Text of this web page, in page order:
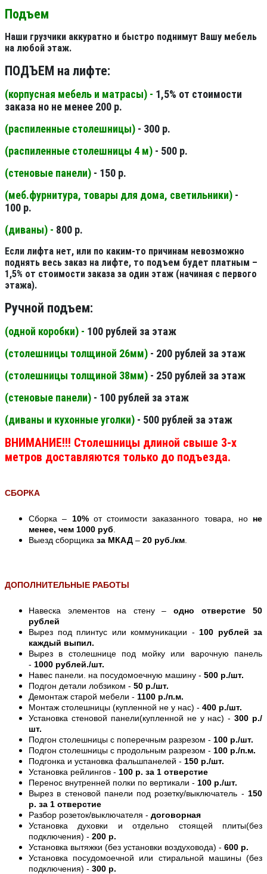
Подъем
Наши грузчики аккуратно и быстро поднимут Вашу мебель
на любой этаж.
ПОДЪЕМ на лифте:
(корпусная мебель и матрасы) - 1,5% от стоимости
заказа но не менее 200 р.
(распиленные столешницы) - 300 р.
(распиленные столешницы 4 м) - 500 р.
(стеновые панели) - 150 р.
(меб.фурнитура, товары для дома, светильники) -
100 р.
(диваны) - 800 р.
Если лифта нет, или по каким-то причинам невозможно
поднять весь заказ на лифте, то подъем будет платным –
1,5% от стоимости заказа за один этаж (начиная с первого
этажа).
Ручной подъем:
(одной коробки) - 100 рублей за этаж
(столешницы толщиной 26мм) - 200 рублей за этаж
(столешницы толщиной 38мм) - 250 рублей за этаж
(стеновые панели) - 100 рублей за этаж
(диваны и кухонные уголки) - 500 рублей за этаж
ВНИМАНИЕ!!! Столешницы длиной свыше 3-х
метров доставляются только до подъезда.
СБОРКА
Сборка – 10%от стоимости заказанного товара, но не
менее, чем 1000 руб
Выезд сборщика за МКАД – 20 руб./км
ДОПОЛНИТЕЛЬНЫЕ РАБОТЫ
Навеска элементов на стену –одно отверстие 50
рублей
Вырез под плинтус или коммуникации - 100 рублей за
каждый выпил.
Вырез в столешнице под мойку или варочную панель
- 1000 рублей./шт.
Навес панели. на посудомоечную машину - 500 р./шт.
Подгон детали лобзиком - 50 р./шт.
Демонтаж старой мебели - 1100 р./п.м.
Монтаж столешницы (купленной не у нас) - 400 р./шт.
Установка стеновой панели(купленной не у нас) -300 р./
шт.
Подгон столешницы с поперечным разрезом - 100 р./шт.
Подгон столешницы с продольным разрезом - 100 р./п.м.
Подгонка и установка фальшпанелей - 150 р./шт.
Установка рейлингов - 100 р. за 1 отверстие
Перенос внутренней полки по вертикали - 100 р./шт.
Вырез в стеновой панели под розетку/выключатель - 150
р. за 1 отверстие
Разбор розеток/выключателя - договорная
Установка духовки и отдельно стоящей плиты(без
подключения) - 200 р.
Установка вытяжки (без установки воздуховода) - 600 р.
Установка посудомоечной или стиральной машины (без
подключения) - 300 р.